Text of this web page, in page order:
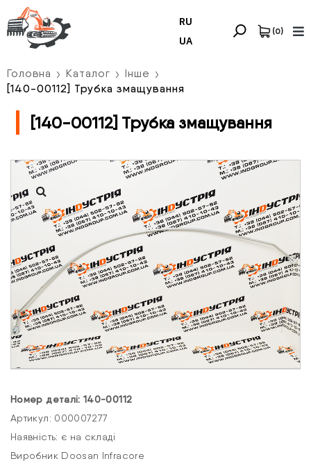
RU
UA
(0)
Головна Каталог
Інше
[140-00112] Трубка змащування
[140-00112] Трубка змащування
Номер деталі: 140-00112
Артикул: 000007277
Наявність: є на складі
Виробник Doosan Infracore